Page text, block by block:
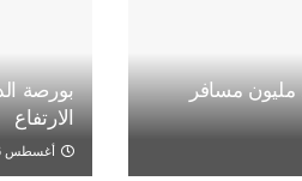
مطار الرباط-سلا يستقبل 1.22 مليون مسافر
بورصة
الارتفاع
أغسطس 6, 2026